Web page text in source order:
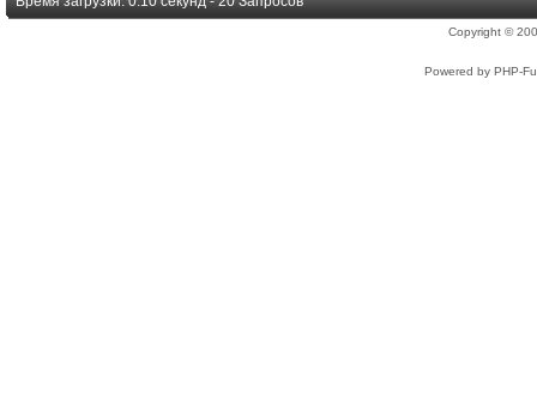
Copyright ©
Powered by PHP-